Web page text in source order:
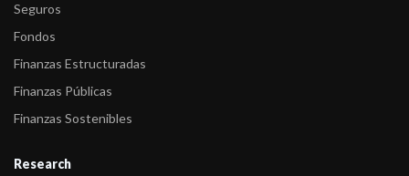
Seguros
Fondos
Finanzas Estructuradas
Finanzas Públicas
Finanzas Sostenibles
Research